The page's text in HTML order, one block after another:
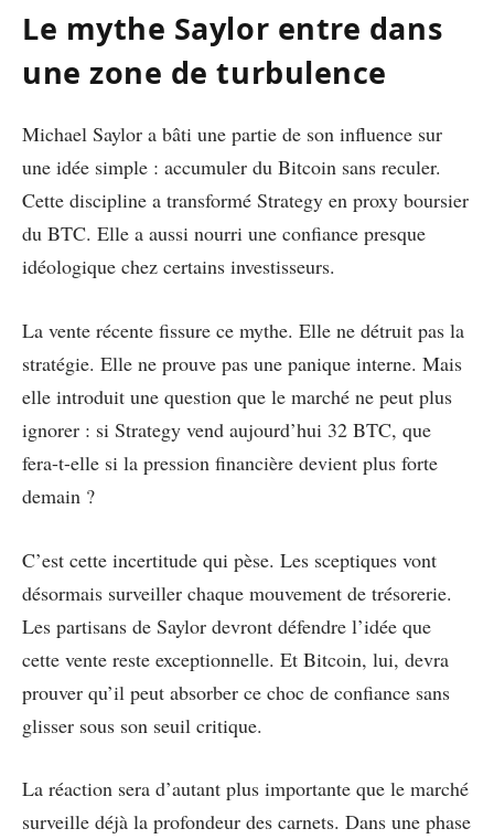
Le mythe Saylor entre dans
une zone de turbulence
Michael Saylor a bâti une partie de son influence sur
une idée simple : accumuler du Bitcoin sans reculer.
Cette discipline a transformé Strategy en proxy boursier
du BTC. Elle a aussi nourri une confiance presque
idéologique chez certains investisseurs.
La vente récente fissure ce mythe. Elle ne détruit pas la
stratégie. Elle ne prouve pas une panique interne. Mais
elle introduit une question que le marché ne peut plus
ignorer : si Strategy vend aujourd’hui 32 BTC, que
fera-t-elle si la pression financière devient plus forte
demain ?
C’est cette incertitude qui pèse. Les sceptiques vont
désormais surveiller chaque mouvement de trésorerie.
Les partisans de Saylor devront défendre l’idée que
cette vente reste exceptionnelle. Et Bitcoin, lui, devra
prouver qu’il peut absorber ce choc de confiance sans
glisser sous son seuil critique.
La réaction sera d’autant plus importante que le marché
surveille déjà la profondeur des carnets. Dans une phase